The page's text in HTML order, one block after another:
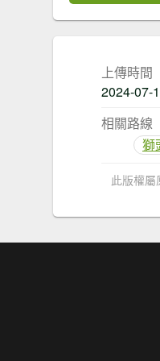
上傳時間
2024-07-
相關路線
獅
此版權